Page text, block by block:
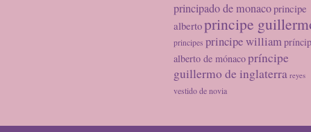
principado de monacoprincipe
albertoprincipe
principes principe william
alberto de mónacopríncipe
guillermo de inglaterra reyes
vestido de novia